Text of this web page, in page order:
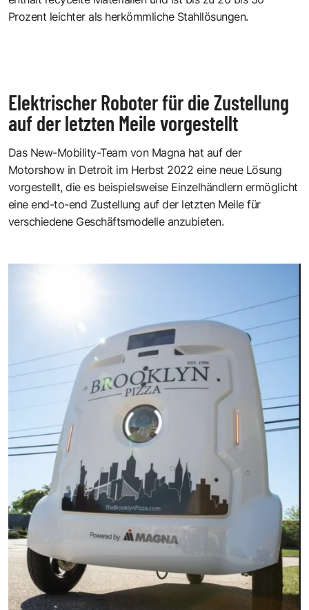
Prozent leichter als herkömmliche Stahllösungen.
Elektrischer Roboter für die Zustellung
auf der letzten Meile vorgestellt
Das New-Mobility-Team von Magna hat auf der
Motorshow in Detroit im Herbst 2022 eine neue Lösung
vorgestellt, die es beispielsweise Einzelhändlern ermöglicht
eine end-to-end Zustellung auf der letzten Meile für
verschiedene Geschäftsmodelle anzubieten.